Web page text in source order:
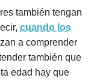
también tengan
cuando los
a comprender
también que
edad hay que